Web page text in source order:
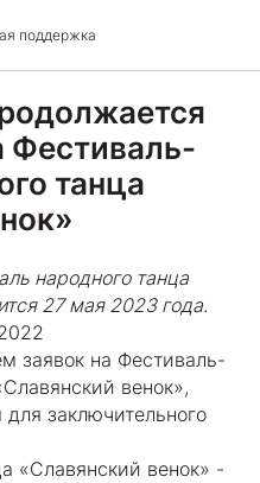
поддержка
Фестиваль-
танца
народного танца
27 мая 2023 года.
заявок на Фестиваль-
венок»,
заключительного
«Славянский венок» -